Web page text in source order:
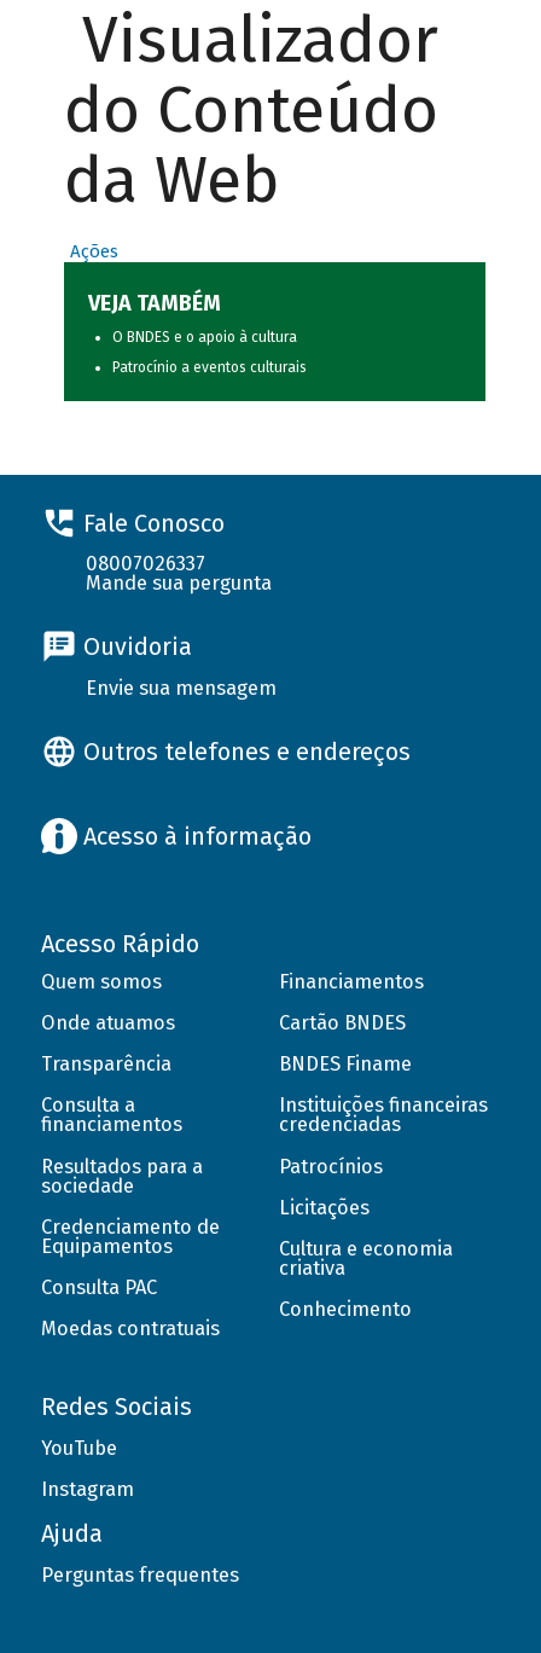
Visualizador
do Conteúdo
da Web
Ações
VEJA TAMBÉM
O BNDES e o apoio à cultura
Patrocínio a eventos culturais
Fale Conosco
08007026337
Mande sua pergunta
Ouvidoria
Envie sua mensagem
Outros telefones e endereços
Acesso à informação
Acesso Rápido
Quem somos
Onde atuamos
Transparência
Consulta a
financiamentos
Resultados para a
sociedade
Credenciamento de
Equipamentos
Consulta PAC
Moedas contratuais
Financiamentos
Cartão BNDES
BNDES Finame
Instituições financeiras
credenciadas
Patrocínios
Licitações
Cultura e economia
criativa
Conhecimento
Redes Sociais
YouTube
Instagram
Ajuda
Perguntas frequentes